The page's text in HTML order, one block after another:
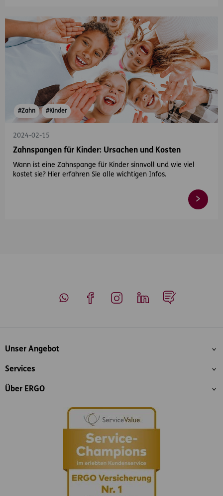
#Zahn #Kinder
2024-02-15
Zahnspangen für Kinder: Ursachen und Kosten
Wann ist eine Zahnspange für Kinder sinnvoll und wie viel
kostet sie? Hier erfahren Sie alle wichtigen Infos.
Inhaltsübersicht
Unser Angebot
Services
Über ERGO